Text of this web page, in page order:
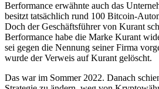
Berformance erwähnte auch das
besitzt tatsächlich rund 100 Bitcoin-
Doch der Geschäftsführer von Kurant
Berformance habe die Marke Kurant
sei gegen die Nennung seiner Firma
wurde der Verweis auf Kurant gelöscht.
Das war im Sommer 2022. Danach